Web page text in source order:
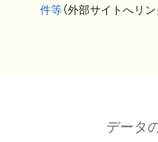
件等（外部サイトへリ
データ